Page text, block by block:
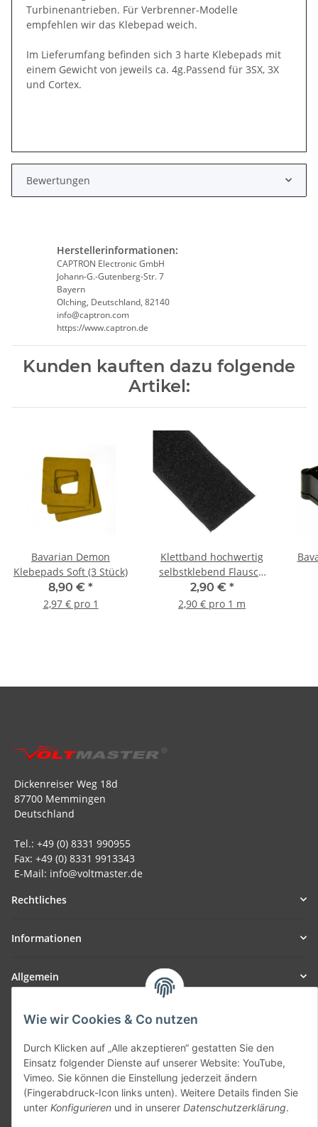
Wie wir Cookies & Co nutzen
Durch Klicken auf „Alle akzeptieren“ gestatten Sie den
Einsatz folgender Dienste auf unserer Website: YouTube,
Vimeo. Sie können die Einstellung jederzeit ändern
(Fingerabdruck-Icon links unten). Weitere Details finden Sie
unter Konfigurieren und in unserer Datenschutzerklärung.
Turbinenantrieben. Für Verbrenner-Modelle
empfehlen wir das Klebepad weich.
Im Lieferumfang befinden sich 3 harte Klebepads mit
einem Gewicht von jeweils ca. 4g.Passend für 3SX, 3X
und Cortex.
Bewertungen
Herstellerinformationen:
CAPTRON Electronic GmbH
Johann-G.-Gutenberg-Str. 7
Bayern
Olching, Deutschland, 82140
info@captron.com
https://www.captron.de
Kunden kauften dazu folgende
Artikel:
Bavarian Demon
Klebepads Soft (3 Stück)
8,90 € *
2,97 € pro 1
Klettband hochwertig
selbstklebend Flausch
20mm - 1m
2,90 € *
2,90 € pro 1 m
Dickenreiser Weg 18d
87700 Memmingen
Deutschland
Tel.: +49 (0) 8331 990955
Fax: +49 (0) 8331 9913343
E-Mail: info@voltmaster.de
Rechtliches
Informationen
Allgemein
Teil unseres Netzwerks:
Vertrag widerrufen